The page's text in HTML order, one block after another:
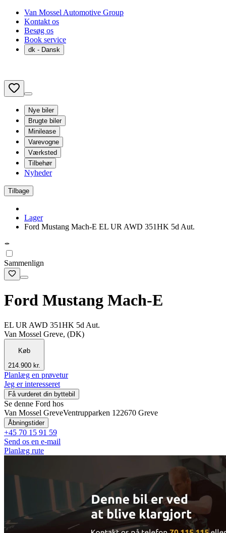
Van Mossel Automotive Group
Kontakt os
Besøg os
Book service
dk - Dansk
Nye biler
Brugte biler
Minilease
Varevogne
Værksted
Tilbehør
Nyheder
Tilbage
Lager
Ford Mustang Mach-E EL UR AWD 351HK 5d Aut.
Sammenlign
Ford Mustang Mach-E
EL UR AWD 351HK 5d Aut.
Van Mossel Greve, (DK)
Køb
214.900 kr.
Planlæg en prøvetur
Jeg er interesseret
Få vurderet din byttebil
Se denne Ford hos
Van Mossel GreveVentrupparken 122670 Greve
Åbningstider
+45 70 15 91 59
Send os en e-mail
Planlæg rute